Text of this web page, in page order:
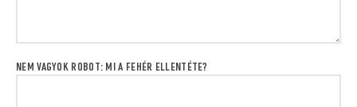
NEM VAGYOK ROBOT: MI A FEHÉR ELLENTÉTE?